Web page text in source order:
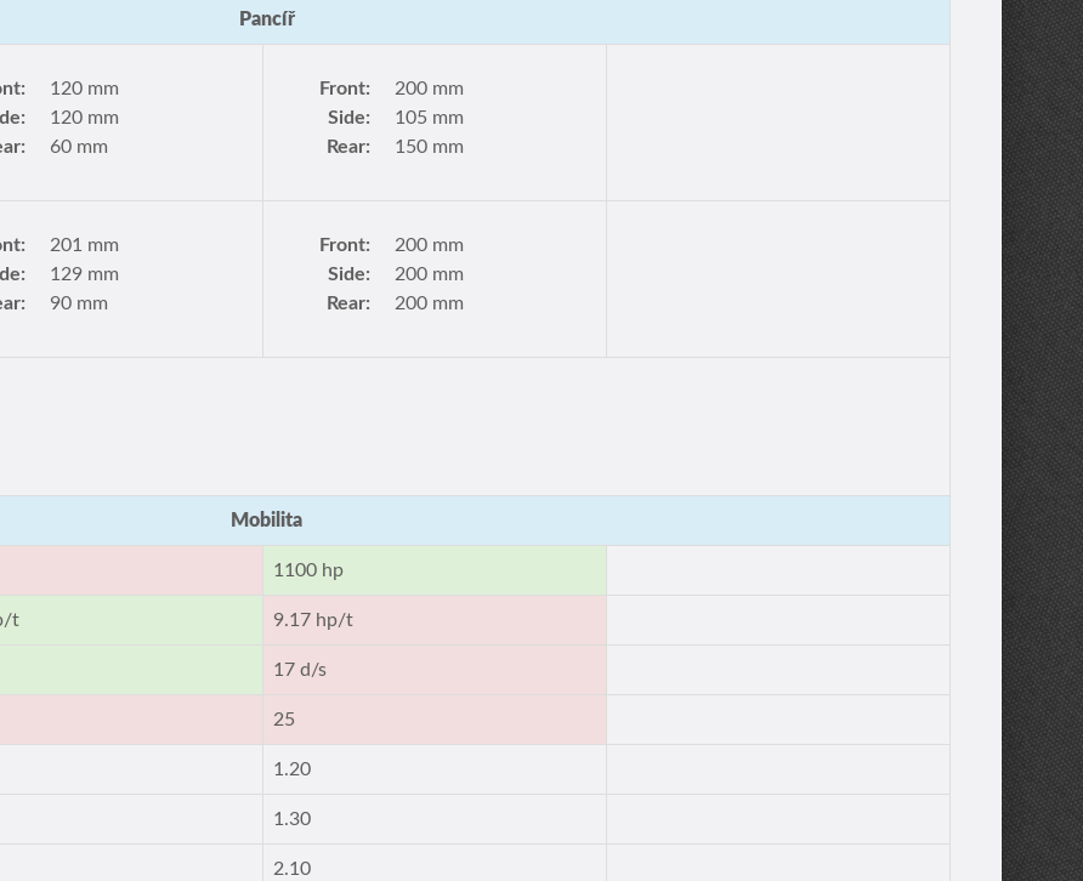
Pancíř
120 mm
120 mm
60 mm
Front:
200 mm
Side:
105 mm
Rear:
150 mm
201 mm
129 mm
90 mm
Front:
200 mm
Side:
200 mm
Rear:
200 mm
Mobilita
1100 hp
t 9.17 hp/t
17 d/s
25
1.20
1.30
2.10